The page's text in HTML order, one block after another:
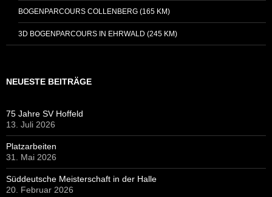
BOGENPARCOURS COLLENBERG (165 KM)
3D BOGENPARCOURS IN EHRWALD (245 KM)
NEUESTE BEITRÄGE
75 Jahre SV Hoffeld
13. Juli 2026
Platzarbeiten
31. Mai 2026
Süddeutsche Meisterschaft in der Halle
20. Februar 2026